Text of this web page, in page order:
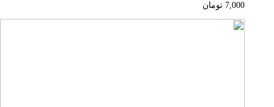
7,000 تومان